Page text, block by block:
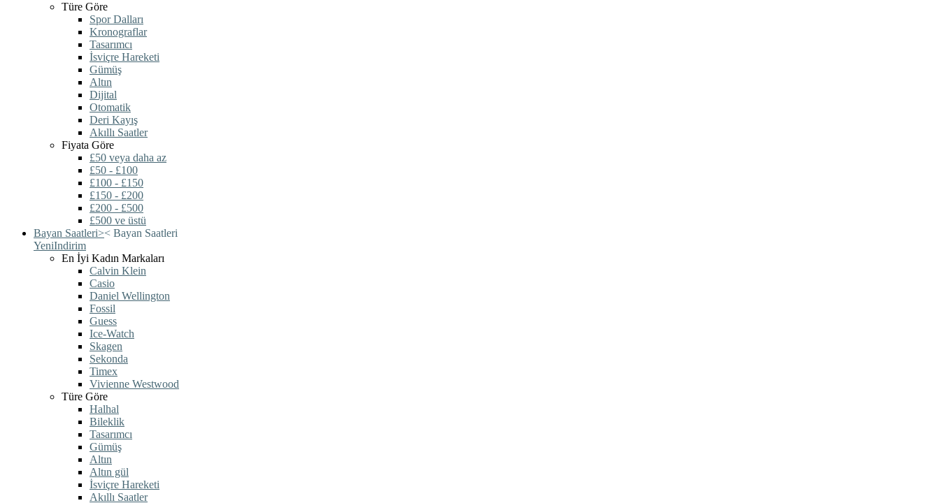
Türe Göre
Spor Dalları
Kronograflar
Tasarımcı
İsviçre Hareketi
Gümüş
Altın
Dijital
Otomatik
Deri Kayış
Akıllı Saatler
Fiyata Göre
£50 veya daha az
£50 - £100
£100 - £150
£150 - £200
£200 - £500
£500 ve üstü
Bayan Saatleri>< Bayan Saatleri
YeniIndirim
En İyi Kadın Markaları
Calvin Klein
Casio
Daniel Wellington
Fossil
Guess
Ice-Watch
Skagen
Sekonda
Timex
Vivienne Westwood
Türe Göre
Halhal
Bileklik
Tasarımcı
Gümüş
Altın
Altın gül
İsviçre Hareketi
Akıllı Saatler